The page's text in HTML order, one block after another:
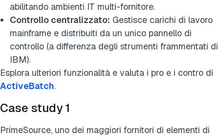
abilitando ambienti IT multi-fornitore.
Controllo centralizzato: Gestisce carichi di lavoro
mainframe e distribuiti da un unico pannello di
controllo (a differenza degli strumenti frammentati di
IBM).
Esplora ulteriori funzionalità e valuta i pro e i contro di
ActiveBatch.
Case study 1
PrimeSource, uno dei maggiori fornitori di elementi di